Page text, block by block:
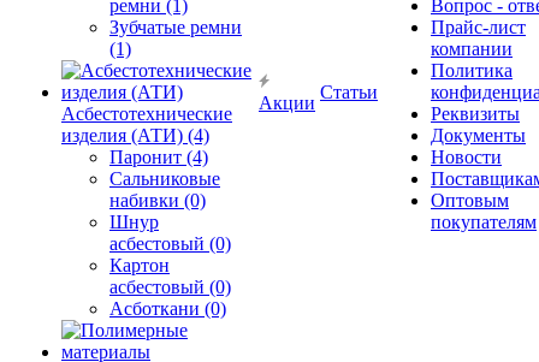
ремни (1)
Зубчатые ремни
(1)
Асбестотехнические
изделия (АТИ) (4)
Паронит (4)
Сальниковые
набивки (0)
Шнур
асбестовый (0)
Картон
асбестовый (0)
Асботкани (0)
Акции
Статьи
Вопрос -
Прайс-лист
компании
Политика
Реквизиты
Документы
Новости
Оптовым
покупателям